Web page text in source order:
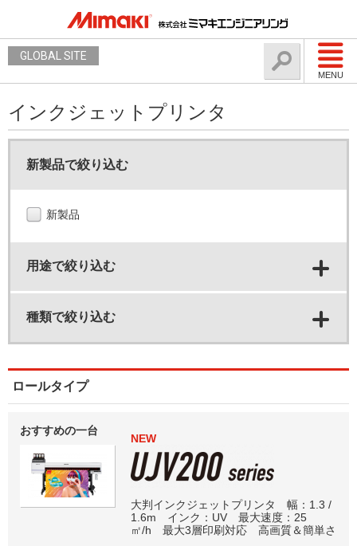
MENU
GLOBAL SITE
インクジェットプリンタ
新製品で絞り込む
新製品
用途で絞り込む
種類で絞り込む
ロールタイプ
おすすめの一台
NEW
大判インクジェットプリンタ 幅：1.3 /
1.6m インク：UV 最大速度：25
㎡/h 最大3層印刷対応 高画質＆簡単さ